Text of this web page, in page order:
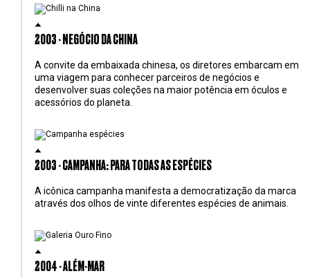
2003 - NEGÓCIO DA CHINA
A convite da embaixada chinesa, os diretores embarcam em
uma viagem para conhecer parceiros de negócios e
desenvolver suas coleções na maior potência em óculos e
acessórios do planeta.
2003 - CAMPANHA: PARA TODAS AS ESPÉCIES
A icônica campanha manifesta a democratização da marca
através dos olhos de vinte diferentes espécies de animais.
2004 - ALÉM-MAR